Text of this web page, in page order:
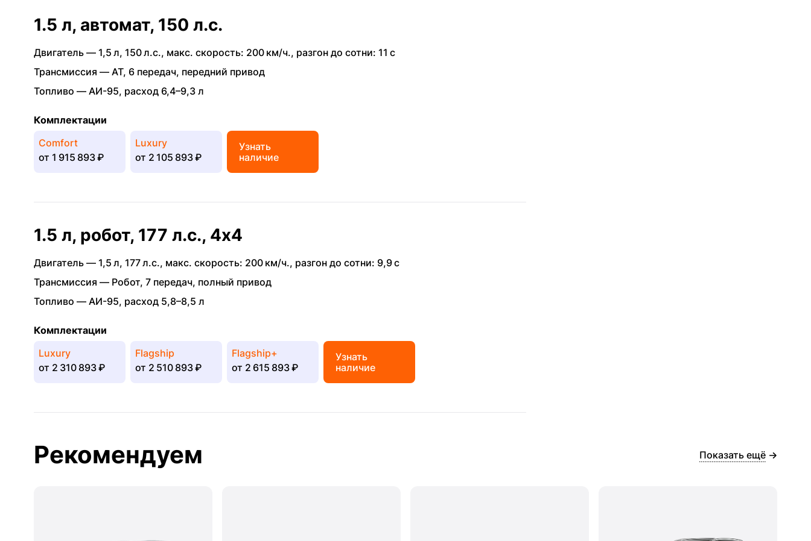
1.5 л, автомат, 150 л.с.
Двигатель — 1,5 л, 150 л.с., макс. скорость: 200 км/ч., разгон до сотни: 11 с
Трансмиссия — AT, 6 передач, передний привод
Топливо — АИ-95, расход 6,4–9,3 л
Комплектации
Comfort
от 1 915 893 ₽
Luxury
от 2 105 893 ₽
Узнать
наличие
1.5 л, робот, 177 л.с., 4x4
Двигатель — 1,5 л, 177 л.с., макс. скорость: 200 км/ч., разгон до сотни: 9,9 с
Трансмиссия — Робот, 7 передач, полный привод
Топливо — АИ-95, расход 5,8–8,5 л
Комплектации
Luxury
от 2 310 893 ₽
Flagship
от 2 510 893 ₽
Flagship+
от 2 615 893 ₽
Узнать
наличие
Рекомендуем Показать ещё